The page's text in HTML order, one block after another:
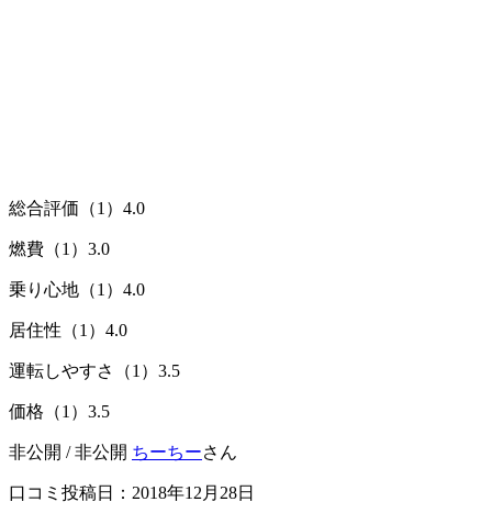
総合評価（1） 4.0
燃費（1） 3.0
乗り心地（1） 4.0
居住性（1） 4.0
運転しやすさ（1） 3.5
価格（1） 3.5
非公開 / 非公開 ちーちーさん
口コミ投稿日：2018年12月28日